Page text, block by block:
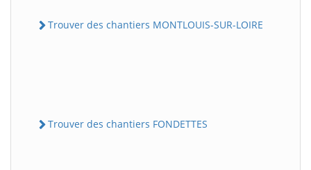
Trouver des chantiers MONTLOUIS-SUR-LOIRE
Trouver des chantiers FONDETTES